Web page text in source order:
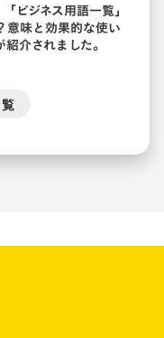
ビジネス用語一覧」
意味と効果的な使い
介されました。